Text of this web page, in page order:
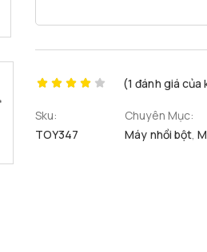
(1 đánh giá của
Sku:
TOY347
Chuyên Mục:
Máy nhồi bột ,